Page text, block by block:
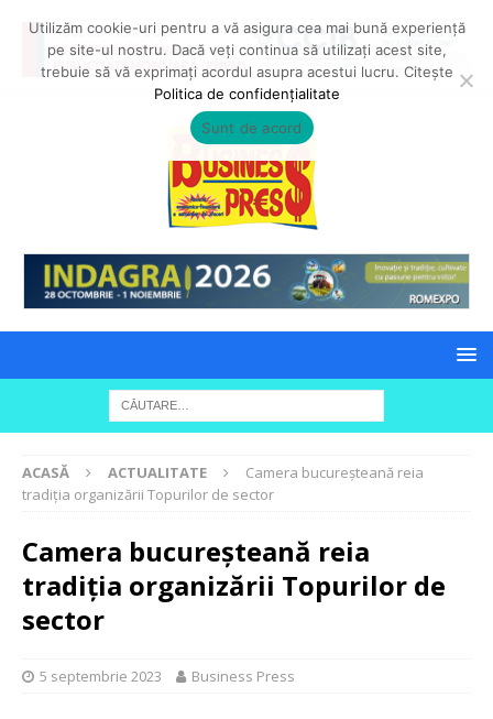
ACASĂ ACTUALITATE
Camera bucureșteană reia
tradiția organizării Topurilor de sector
Camera bucureșteană reia
tradiția organizării Topurilor de
sector
5 septembrie 2023 Business Press
Utilizăm cookie-uri pentru a vă asigura cea mai bună experiență
pe site-ul nostru. Dacă veți continua să utilizați acest site,
trebuie să vă exprimați acordul asupra acestui lucru. Citește
Politica de confidențialitate
Sunt de acord